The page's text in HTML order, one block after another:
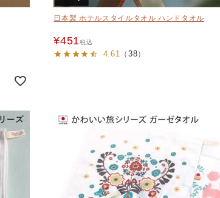
日本製 ホテルスタイルタオル ハンドタオル
¥451税込
4.61 （ 38）